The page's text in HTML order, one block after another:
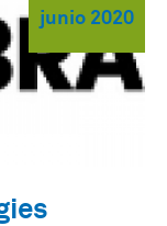
junio 2020